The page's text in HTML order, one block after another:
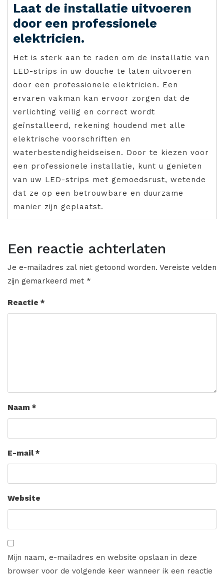
Laat de installatie uitvoeren
door een professionele
elektricien.
Het is sterk aan te raden om de installatie van
LED-strips in uw douche te laten uitvoeren
door een professionele elektricien. Een
ervaren vakman kan ervoor zorgen dat de
verlichting veilig en correct wordt
geïnstalleerd, rekening houdend met alle
elektrische voorschriften en
waterbestendigheidseisen. Door te kiezen voor
een professionele installatie, kunt u genieten
van uw LED-strips met gemoedsrust, wetende
dat ze op een betrouwbare en duurzame
manier zijn geplaatst.
Een reactie achterlaten
Je e-mailadres zal niet getoond worden. Vereiste velden
zijn gemarkeerd met *
Reactie *
Naam *
E-mail*
Website
Mijn naam, e-mailadres en website opslaan in deze
browser voor de volgende keer wanneer ik een reactie